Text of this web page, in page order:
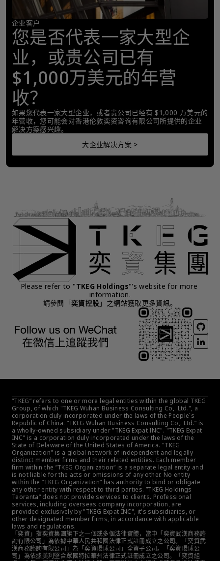
企业客户
您是否代表一家大型企
业，或贵公司已有
$1,000万美元的年营
收？
如果您代表一家大型企业，或者贵公司已经有 $1,000 万美元的
年营收，您可能会对香港伦敦奕资咨询有限公司所提供的企业
解决方案感兴趣。
大企业解决方案 >
Please refer to "TKEG Holdings"'s website for more
information.
請參閱「奕資控股 」之網站獲取更多資訊。
“TKEG” refers to one or more legal entities within the global TKEG
Group, of which "TKEG Wuhan Business Consulting Co,. Ltd.", a
corporation duly incorporated under the laws of the People´s
Republic of China. “TKEG Wuhan Business Consulting Co,. Ltd.” is
a wholly-owned subsidiary under "TKEG Expat INC". "TKEG Expat
INC" is a corporation duly incorporated under the laws of the
State of Delaware of the United States of America. "TKEG
Organization" is a global network of independent and legally
distinct member firms and their related entities. Each member
firm within the ”TKEG Organization“ is a separate legal entity and
is not liable for the acts or omissions of any other. No entity
within the ”TKEG Organization“ has authority to bind or obligate
any other entity with respect to third parties. ”TKEG Holdings
Teoranta“ does not provide services to clients. Professional
services, including overseas company incorporation, are
provided exclusively by "TKEG Expat INC", it's subsidiaries, or
other designated member firms, in accordance with applicable
laws and regulations.
「奕資」指奕資集團旗下之一個或多個法律實體，當中「奕資武漢商務諮
詢有限公司」為依據中華人民共和國法律正式註冊成立之公司。「奕資武
漢商務諮詢有限公司」為「奕資環球公司」全資子公司。「奕資環球公
司」為依據美利堅合眾國特拉華州法律正式註冊成立之公司。「奕資組